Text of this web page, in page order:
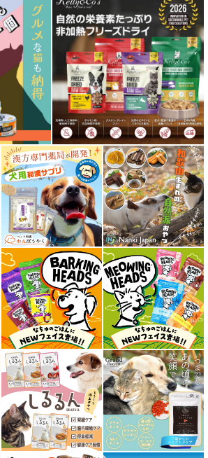
やけ対策
ドッグフード（ドライ）
ッグフード
グフード
下コーナー
ド for CAT
for CAT
CAT
ド for CAT
対応 フード for CAT
ットフード